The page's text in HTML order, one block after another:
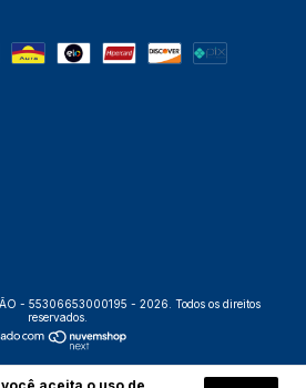
- 55306653000195 - 2026. Todos os direitos
reservados.